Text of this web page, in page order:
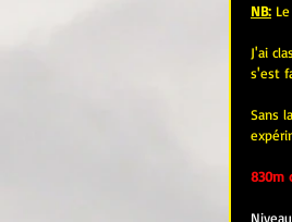
NB:
J'ai
s'est
Sans
830m